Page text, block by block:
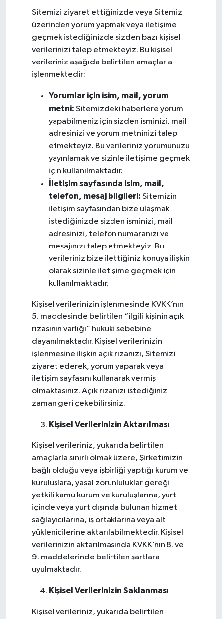
Sitemizi ziyaret ettiğinizde veya Sitemiz
üzerinden yorum yapmak veya iletişime
geçmek istediğinizde sizden bazı kişisel
verilerinizi talep etmekteyiz. Bu kişisel
verileriniz aşağıda belirtilen amaçlarla
işlenmektedir:
Yorumlar için isim, mail, yorum
metni: Sitemizdeki haberlere yorum
yapabilmeniz için sizden isminizi, mail
adresinizi ve yorum metninizi talep
etmekteyiz. Bu verileriniz yorumunuzu
yayınlamak ve sizinle iletişime geçmek
için kullanılmaktadır.
İletişim sayfasında isim, mail,
telefon, mesaj bilgileri: Sitemizin
iletişim sayfasından bize ulaşmak
istediğinizde sizden isminizi, mail
adresinizi, telefon numaranızı ve
mesajınızı talep etmekteyiz. Bu
verileriniz bize ilettiğiniz konuya ilişkin
olarak sizinle iletişime geçmek için
kullanılmaktadır.
Kişisel verilerinizin işlenmesinde KVKK’nın
5. maddesinde belirtilen “ilgili kişinin açık
rızasının varlığı” hukuki sebebine
dayanılmaktadır. Kişisel verilerinizin
işlenmesine ilişkin açık rızanızı, Sitemizi
ziyaret ederek, yorum yaparak veya
iletişim sayfasını kullanarak vermiş
olmaktasınız. Açık rızanızı istediğiniz
zaman geri çekebilirsiniz.
Kişisel Verilerinizin Aktarılması
Kişisel verileriniz, yukarıda belirtilen
amaçlarla sınırlı olmak üzere, Şirketimizin
bağlı olduğu veya işbirliği yaptığı kurum ve
kuruluşlara, yasal zorunluluklar gereği
yetkili kamu kurum ve kuruluşlarına, yurt
içinde veya yurt dışında bulunan hizmet
sağlayıcılarına, iş ortaklarına veya alt
yüklenicilerine aktarılabilmektedir. Kişisel
verilerinizin aktarılmasında KVKK’nın 8. ve
9. maddelerinde belirtilen şartlara
uyulmaktadır.
Kişisel Verilerinizin Saklanması
Kişisel verileriniz, yukarıda belirtilen